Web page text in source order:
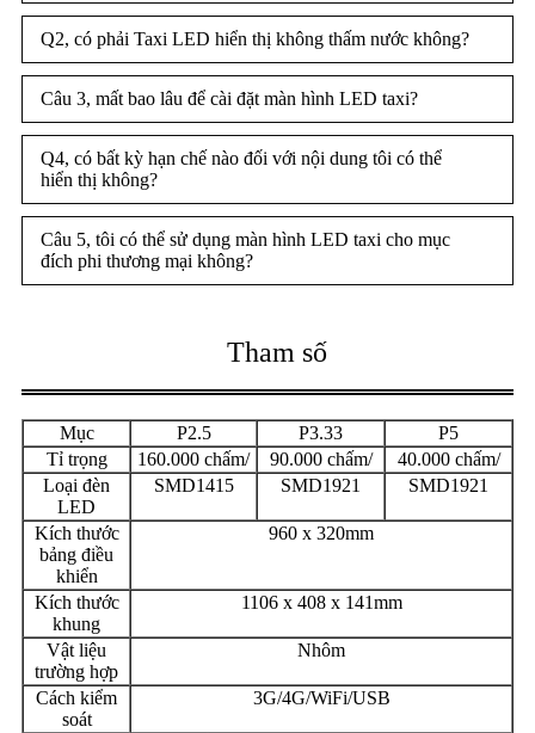
Q2, có phải Taxi LED hiển thị không thấm nước không?
Câu 3, mất bao lâu để cài đặt màn hình LED taxi?
Q4, có bất kỳ hạn chế nào đối với nội dung tôi có thể
hiển thị không?
Câu 5, tôi có thể sử dụng màn hình LED taxi cho mục
đích phi thương mại không?
Tham số
Mục P2.5 P3.33
P5
Tỉ trọng
160.000 chấm/ 90.000 chấm/
40.000 chấm/
Loại đèn
LED
SMD1415 SMD1921 SMD1921
Kích thước
bảng điều
khiển
960 x 320mm
Kích thước
khung
1106 x 408 x 141mm
Vật liệu
trường hợp
Nhôm
Cách kiểm
soát
3G/4G/WiFi/USB